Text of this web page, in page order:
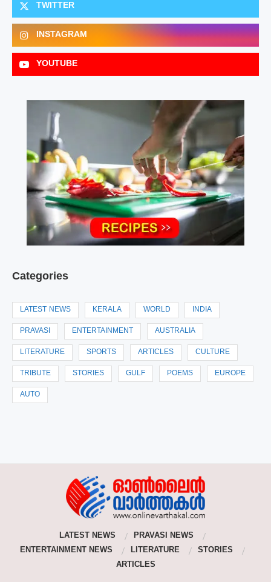
TWITTER
INSTAGRAM
YOUTUBE
Categories
LATEST NEWS KERALA WORLD INDIA
PRAVASI ENTERTAINMENT AUSTRALIA
LITERATURE SPORTS ARTICLES CULTURE
TRIBUTE STORIES GULF POEMS EUROPE
AUTO
LATEST NEWS
PRAVASI NEWS
ENTERTAINMENT NEWS
LITERATURE
STORIES
ARTICLES